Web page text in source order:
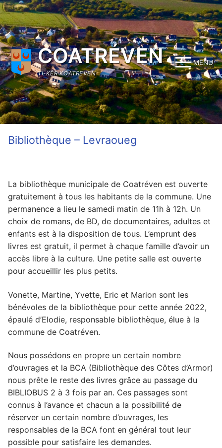
Aller
au
contenu
COATRÉVEN
TI-KÊR KOATREVEN
MENU
Bibliothèque – Levraoueg
La bibliothèque municipale de Coatréven est ouverte
gratuitement à tous les habitants de la commune. Une
permanence a lieu le samedi matin de 11h à 12h. Un
choix de romans, de BD, de documentaires, adultes et
enfants est à la disposition de tous. L’emprunt des
livres est gratuit, il permet à chaque famille d’avoir un
accès libre à la culture. Une petite salle est ouverte
pour accueillir les plus petits.
Vonette, Martine, Yvette, Eric et Marion sont les
bénévoles de la bibliothèque pour cette année 2022,
épaulé d’Elodie, responsable bibliothèque, élue à la
commune de Coatréven.
Nous possédons en propre un certain nombre
d’ouvrages et la BCA (Bibliothèque des Côtes d’Armor)
nous prête le reste des livres grâce au passage du
BIBLIOBUS 2 à 3 fois par an. Ces passages sont
connus à l’avance et chacun a la possibilité de
réserver un certain nombre d’ouvrages, les
responsables de la BCA font en général tout leur
possible pour satisfaire les demandes.